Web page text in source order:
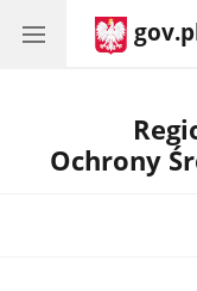
Ochrony